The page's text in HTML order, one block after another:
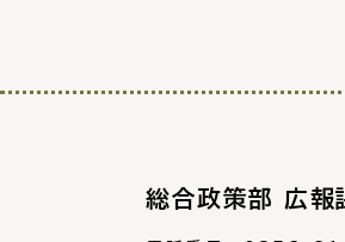
総合政策部 広報